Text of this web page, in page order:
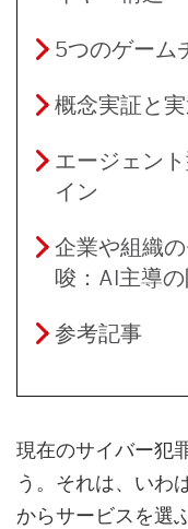
5つのゲーム
概念実証と
エージェン
イン
企業や組織
唆：AI主導
参考記事
現在のサイバー犯
う。それは、いわ
からサービスを選